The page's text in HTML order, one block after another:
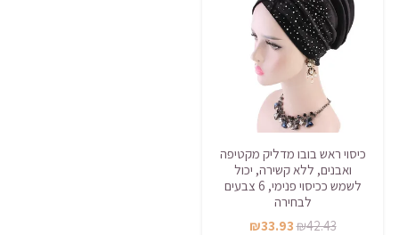
כיסוי ראש בובו מדליק מקטיפה
ואבנים, ללא קשירה, יכול
לשמש ככיסוי פנימי, 6 צבעים
לבחירה
₪42.43
המחיר₪33.93